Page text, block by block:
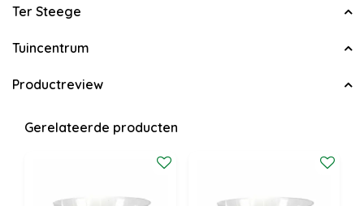
Ter Steege
Tuincentrum
Productreview
Gerelateerde producten